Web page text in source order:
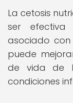
La cetosis
ser
asociado
puede
de vida de
condiciones